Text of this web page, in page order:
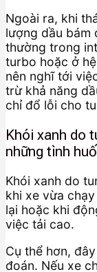
Ngoài ra, khi
lượng dầu bám
thường trong
turbo hoặc ở
nên nghĩ tới
trừ khả năng
chỉ đổ lỗi cho
Khói xanh do
những tình
Khói xanh do
khi xe vừa
lại hoặc khi
việc tải cao.
Cụ thể hơn,
đoán. Nếu xe